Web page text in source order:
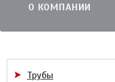
О КОМПАНИИ
Трубы